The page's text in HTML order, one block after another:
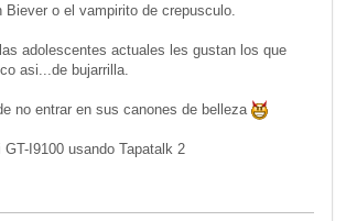
o el vampirito de crepusculo.
adolescentes actuales les gustan los que
asi...de bujarrilla.
no entrar en sus canones de belleza
I9100 usando Tapatalk 2